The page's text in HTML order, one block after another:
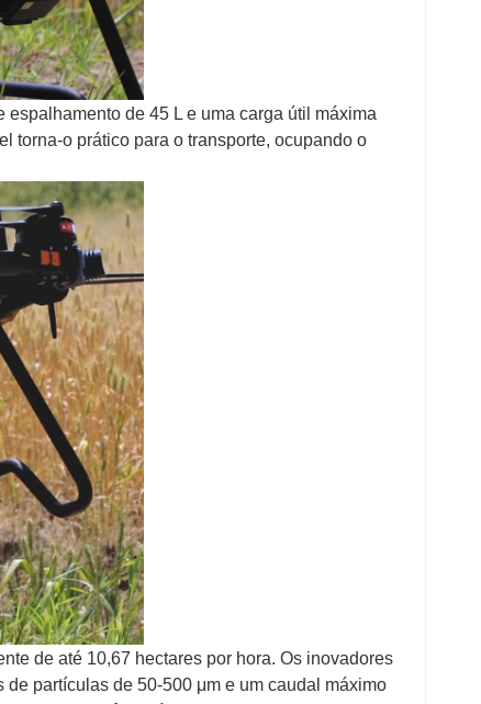
de 45 L e uma carga útil máxima
torna-o prático para o transporte, ocupando o
de até 10,67 hectares por hora. Os inovadores
partículas de 50-500 μm e um caudal máximo